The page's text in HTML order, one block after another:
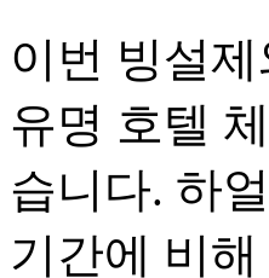
이번 빙설
유명 호텔
습니다. 하
기간에 비